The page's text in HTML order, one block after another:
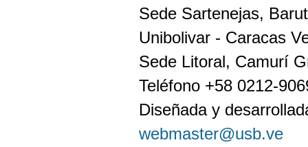
Sede Sartenejas,
Unibolivar - Caracas
Sede Litoral, Camurí
Teléfono +58 0212-
Diseñada y
webmaster@usb.ve